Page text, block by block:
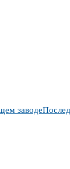
заводе